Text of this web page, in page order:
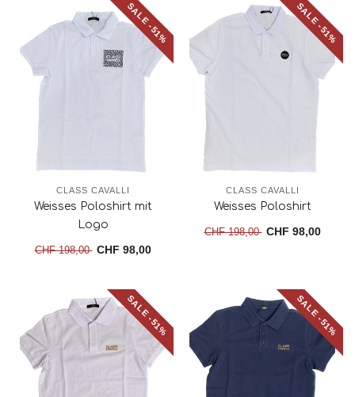
SALE -51%
CLASS CAVALLI
Weisses Poloshirt mit
Logo
CHF 198,00 CHF 98,00
SALE -51%
CLASS CAVALLI
Weisses Poloshirt
CHF 198,00 CHF 98,00
SALE -51% SALE -51%